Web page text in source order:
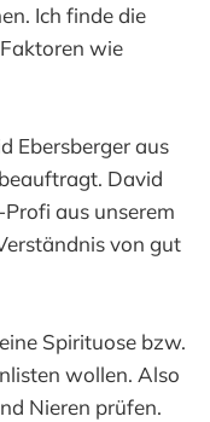
Ich finde die
wie
Ebersberger aus
David
aus unserem
von gut
Spirituose bzw.
wollen. Also
Nieren prüfen.